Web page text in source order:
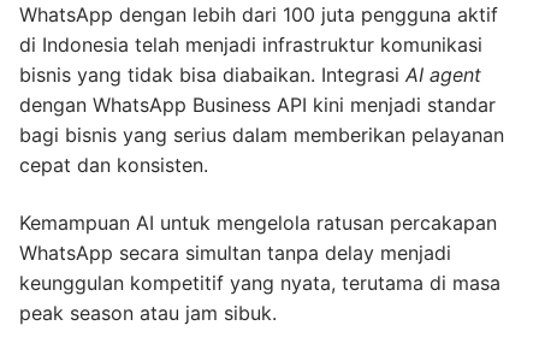
WhatsApp dengan lebih dari 100 juta pengguna aktif
di Indonesia telah menjadi infrastruktur komunikasi
bisnis yang tidak bisa diabaikan. Integrasi AI agent
dengan WhatsApp Business API kini menjadi standar
bagi bisnis yang serius dalam memberikan pelayanan
cepat dan konsisten.
Kemampuan AI untuk mengelola ratusan percakapan
WhatsApp secara simultan tanpa delay menjadi
keunggulan kompetitif yang nyata, terutama di masa
peak season atau jam sibuk.